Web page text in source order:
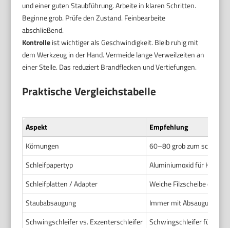
und einer guten Staubführung. Arbeite in klaren Schritten.
Beginne grob. Prüfe den Zustand. Feinbearbeite
abschließend.
Kontrolleist wichtiger als Geschwindigkeit. Bleib ruhig mit
dem Werkzeug in der Hand. Vermeide lange Verweilzeiten an
einer Stelle. Das reduziert Brandflecken und Vertiefungen.
Praktische Vergleichstabelle
Aspekt
Empfehlung
Körnungen
60–80 grob zum
Schleifpapertyp
Aluminiumoxid für Holz.
Schleifplatten / Adapter
Weiche Filzscheibe oder
Staubabsaugung
Immer mit Absaugung
Schwingschleifer vs. Exzenterschleifer
Schwingschleifer für